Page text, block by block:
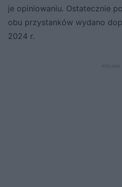
je opiniowaniu. Ostatecznie
obu przystanków wydano
2024 r.